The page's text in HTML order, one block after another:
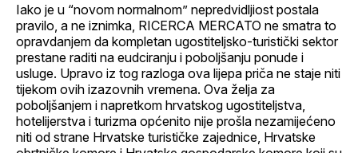
Iako je u “novom normalnom” nepredvidljiost postala
pravilo, a ne iznimka, RICERCA MERCATO ne smatra to
opravdanjem da kompletan ugostiteljsko-turistički sektor
prestane raditi na eudciranju i poboljšanju ponude i
usluge. Upravo iz tog razloga ova lijepa priča ne staje niti
tijekom ovih izazovnih vremena. Ova želja za
poboljšanjem i napretkom hrvatskog ugostiteljstva,
hotelijerstva i turizma općenito nije prošla nezamijećeno
niti od strane Hrvatske turističke zajednice, Hrvatske